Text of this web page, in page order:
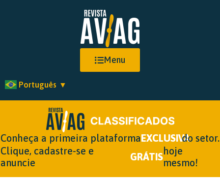
Menu
Português ▼
Conheça a primeira plataformaEXCLUSIVAdo setor.
Clique, cadastre-se e
anuncie
GRÁTIS
hoje
mesmo!